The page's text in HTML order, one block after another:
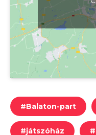
Kattints ide
#Balaton-part
#játszóház #